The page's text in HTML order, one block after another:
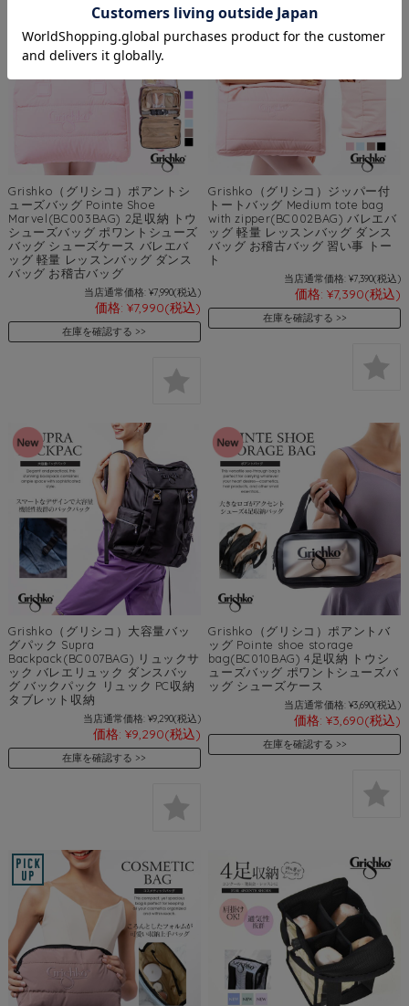
Grishko（グリシコ）ポアントシ
ューズバッグ Pointe Shoe
Marvel(BC003BAG) 2足収納 トウ
シューズバッグ ポワントシューズ
バッグ シューズケース バレエバ
ッグ 軽量 レッスンバッグ ダンス
バッグ お稽古バッグ
当店通常価格: ¥7,990(税込)
価格: ¥7,990(税込)
在庫を確認する
Grishko（グリシコ）ジッパー付
トートバッグ Medium tote bag
with zipper(BC002BAG) バレエバ
ッグ 軽量 レッスンバッグ ダンス
バッグ お稽古バッグ 習い事 トー
ト
当店通常価格: ¥7,390(税込)
価格: ¥7,390(税込)
在庫を確認する
Grishko（グリシコ）大容量バッ
グパック Supra
Backpack(BC007BAG) リュックサ
ック バレエリュック ダンスバッ
グ バックパック リュック PC収納
タブレット収納
当店通常価格: ¥9,290(税込)
価格: ¥9,290(税込)
在庫を確認する
Grishko（グリシコ）ポアントバ
ッグ Pointe shoe storage
bag(BC010BAG) 4足収納 トウシ
ューズバッグ ポワントシューズバ
ッグ シューズケース
当店通常価格: ¥3,690(税込)
価格: ¥3,690(税込)
在庫を確認する